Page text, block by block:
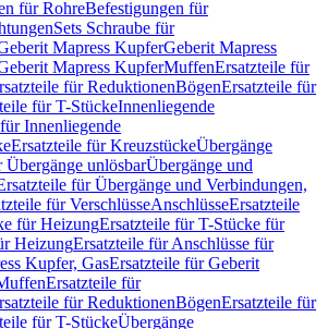
für RohreBefestigungen für
Sets Schraube für
Mapress KupferGeberit Mapress
Mapress KupferMuffenErsatzteile für
für ReduktionenBögenErsatzteile für
für T-StückeInnenliegende
Innenliegende
Ersatzteile für KreuzstückeÜbergänge
Übergänge unlösbarÜbergänge und
für Übergänge und Verbindungen,
für VerschlüsseAnschlüsseErsatzteile
für HeizungErsatzteile für T-Stücke für
HeizungErsatzteile für Anschlüsse für
Kupfer, GasErsatzteile für Geberit
Ersatzteile für
für ReduktionenBögenErsatzteile für
für T-StückeÜbergänge